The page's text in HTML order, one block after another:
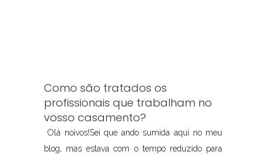
Como são tratados os
profissionais que trabalham no
vosso casamento?
Olá noivos!Sei que ando sumida aqui no meu
blog, mas estava com o tempo reduzido para